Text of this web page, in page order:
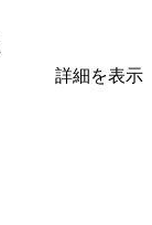
詳細を表示